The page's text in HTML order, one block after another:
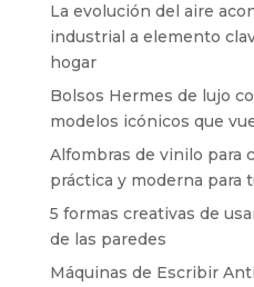
La evolución del aire
industrial a elemento
hogar
Bolsos Hermes de lujo
modelos icónicos que
Alfombras de vinilo para
práctica y moderna para
5 formas creativas de
de las paredes
Máquinas de Escribir